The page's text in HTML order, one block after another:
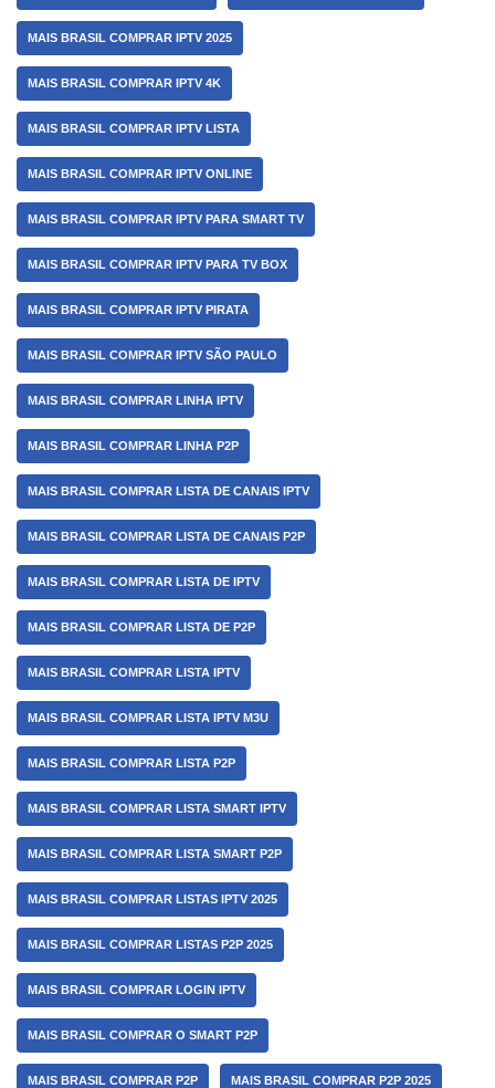
MAIS BRASIL COMPRAR IPTV 2025
MAIS BRASIL COMPRAR IPTV 4K
MAIS BRASIL COMPRAR IPTV LISTA
MAIS BRASIL COMPRAR IPTV ONLINE
MAIS BRASIL COMPRAR IPTV PARA SMART TV
MAIS BRASIL COMPRAR IPTV PARA TV BOX
MAIS BRASIL COMPRAR IPTV PIRATA
MAIS BRASIL COMPRAR IPTV SÃO PAULO
MAIS BRASIL COMPRAR LINHA IPTV
MAIS BRASIL COMPRAR LINHA P2P
MAIS BRASIL COMPRAR LISTA DE CANAIS IPTV
MAIS BRASIL COMPRAR LISTA DE CANAIS P2P
MAIS BRASIL COMPRAR LISTA DE IPTV
MAIS BRASIL COMPRAR LISTA DE P2P
MAIS BRASIL COMPRAR LISTA IPTV
MAIS BRASIL COMPRAR LISTA IPTV M3U
MAIS BRASIL COMPRAR LISTA P2P
MAIS BRASIL COMPRAR LISTA SMART IPTV
MAIS BRASIL COMPRAR LISTA SMART P2P
MAIS BRASIL COMPRAR LISTAS IPTV 2025
MAIS BRASIL COMPRAR LISTAS P2P 2025
MAIS BRASIL COMPRAR LOGIN IPTV
MAIS BRASIL COMPRAR O SMART P2P
MAIS BRASIL COMPRAR P2P MAIS BRASIL COMPRAR P2P 2025